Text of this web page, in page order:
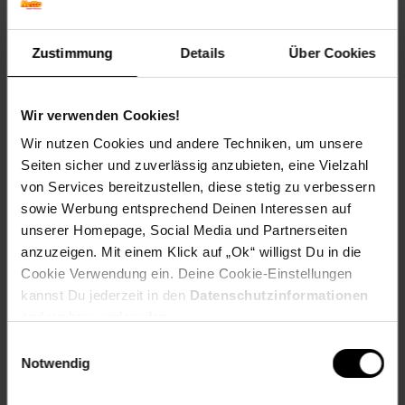
Zustimmung Details Über Cookies
Wir verwenden Cookies!
Wir nutzen Cookies und andere Techniken, um unsere
Seiten sicher und zuverlässig anzubieten, eine Vielzahl
von Services bereitzustellen, diese stetig zu verbessern
sowie Werbung entsprechend Deinen Interessen auf
unserer Homepage, Social Media und Partnerseiten
anzuzeigen. Mit einem Klick auf „Ok“ willigst Du in die
Cookie Verwendung ein. Deine Cookie-Einstellungen
kannst Du jederzeit in den Datenschutzinformationen
Notwendig
Kompatible Drucker:
Brother DCP-9017 CDW,
Brother DCP-9022 CDW,
Brother HL-3142 CW,
Brother HL-3152 CDW,
Brother MFC-9142 CDN,
Brother MFC-9332 CDW,
Brother MFC-9342 CDW
EAR_Kategorie: 5_Kleingeräte
EAR_Marke: Peach
Elektroprodukt: Ja
Kapazität in Seiten: 1x2500, 3x1400
OEM Artikelnummer: TN-242
OEM Hersteller: Brother
WEEE_Nummer: DE60366366